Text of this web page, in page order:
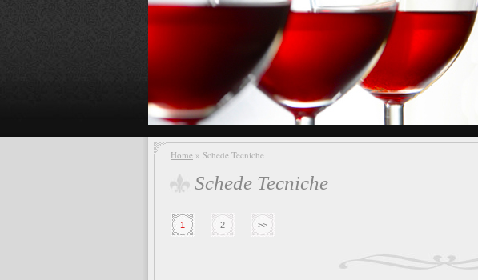
Home » Schede Tecniche
Schede Tecniche
1 2 >>